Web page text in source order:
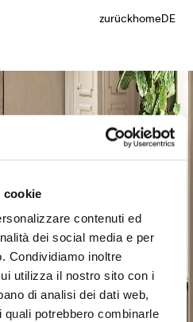
cookie
contenuti ed
dei social media e per
Condividiamo inoltre
utilizza il nostro sito con i
di analisi dei dati web,
potrebbero combinarle
zurückhomeDE